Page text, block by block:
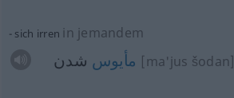
sich irren in jemandem
مأیوس شدن [ma'jus šodan]